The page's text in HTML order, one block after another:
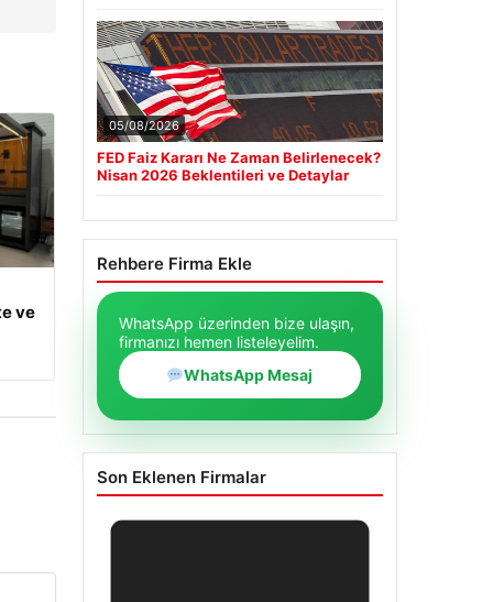
ve
05/08/2026
FED Faiz Kararı Ne Zaman Belirlenecek?
Nisan 2026 Beklentileri ve Detaylar
Rehbere Firma Ekle
WhatsApp üzerinden bize ulaşın,
firmanızı hemen listeleyelim.
WhatsApp Mesaj
Son Eklenen Firmalar